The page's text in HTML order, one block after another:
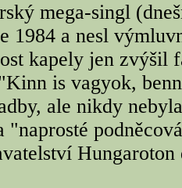
mega-singl
1984 a nesl
kapely jen zvýšil
is vagyok,
ale nikdy
"naprosté